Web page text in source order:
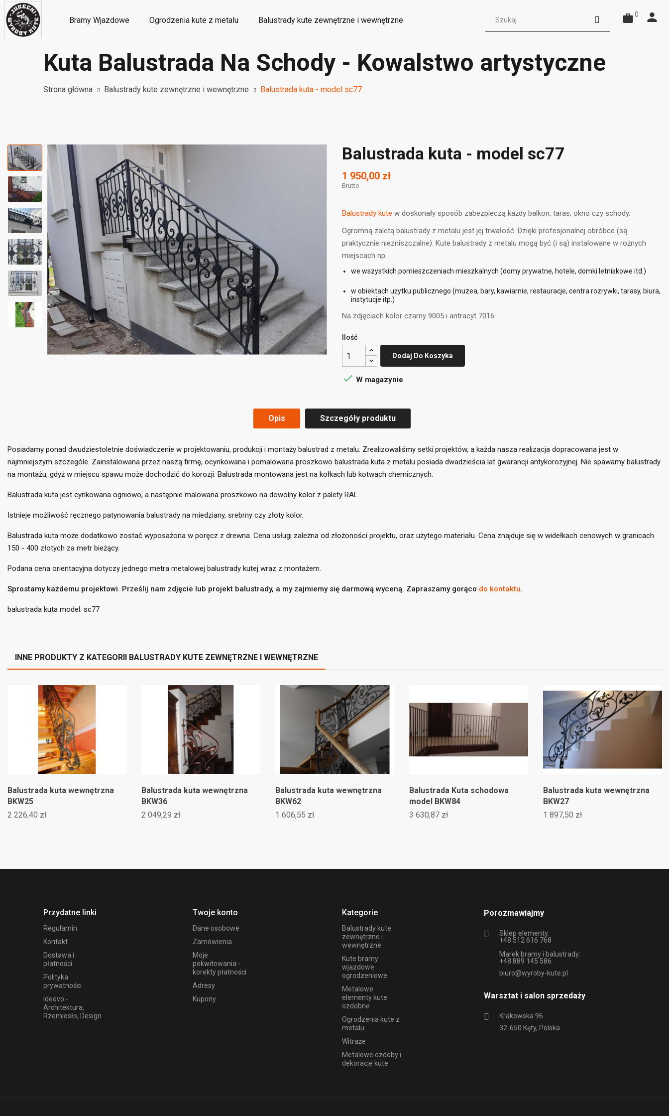
Dodaj do listy życzeń ×
((title))
((cancelText)) ((createText))
Zaloguj się
0
Bramy Wjazdowe Ogrodzenia kute z metalu Balustrady kute zewnętrzne i wewnętrzne
Metalowe ozdoby i dekoracje kute Metalowe elementy kute ozdobne Wyroby dekoracyjne
Kuta Balustrada Na Schody - Kowalstwo artystyczne
Strona główna Balustrady kute zewnętrzne i wewnętrzne Balustrada kuta - model sc77
Balustrada kuta - model sc77
1 950,00 zł
Brutto
Balustrady kute w doskonały sposób zabezpieczą każdy balkon, taras, okno czy schody.
Ogromną zaletą balustrady z metalu jest jej trwałość. Dzięki profesjonalnej obróbce (są
praktycznie niezniszczalne). Kute balustrady z metalu mogą być (i są) instalowane w rożnych
miejscach np.
we wszystkich pomieszczeniach mieszkalnych (domy prywatne, hotele, domki letniskowe itd.)
w obiektach użytku publicznego (muzea, bary, kawiarnie, restauracje, centra rozrywki, tarasy, biura,
instytucje itp.)
Na zdjęciach kolor czarny 9005 i antracyt 7016
Ilość
Dodaj Do Koszyka
 W magazynie
Opis Szczegóły produktu
Posiadamy ponad dwudziestoletnie doświadczenie w projektowaniu, produkcji i montaży balustrad z metalu. Zrealizowaliśmy setki projektów, a każda nasza realizacja dopracowana jest w
najmniejszym szczególe. Zainstalowana przez naszą firmę, ocynkowana i pomalowana proszkowo balustrada kuta z metalu posiada dwadzieścia lat gwarancji antykorozyjnej. Nie spawamy balustrady
na montażu, gdyż w miejscu spawu może dochodzić do korozji. Balustrada montowana jest na kołkach lub kotwach chemicznych.
Balustrada kuta jest cynkowana ogniowo, a następnie malowana proszkowo na dowolny kolor z palety RAL.
Istnieje możliwość ręcznego patynowania balustrady na miedziany, srebrny czy złoty kolor.
Balustrada kuta może dodatkowo zostać wyposażona w poręcz z drewna. Cena usługi zależna od złożoności projektu, oraz użytego materiału. Cena znajduje się w widełkach cenowych w granicach
150 - 400 złotych za metr bieżący.
Podana cena orientacyjna dotyczy jednego metra metalowej balustrady kutej wraz z montażem.
Sprostamy każdemu projektowi. Prześlij nam zdjęcie lub projekt balustrady, a my zajmiemy się darmową wyceną. Zapraszamy gorąco do kontaktu.
balustrada kuta model: sc77
INNE PRODUKTY Z KATEGORII BALUSTRADY KUTE ZEWNĘTRZNE I WEWNĘTRZNE
Balustrada kuta wewnętrzna
BKW25
2 226,40 zł
Balustrada kuta wewnętrzna
BKW36
2 049,29 zł
Balustrada kuta wewnętrzna
BKW62
1 606,55 zł
Balustrada Kuta schodowa
model BKW84
3 630,87 zł
Balustrada kuta wewnętrzna
BKW27
1 897,50 zł
Przydatne linki
Regulamin
Kontakt
Dostawa i
płatności
Polityka
prywatności
Ideovo -
Architektura,
Rzemiosło, Design
Twoje konto
Dane osobowe
Zamówienia
Moje
pokwitowania -
korekty płatności
Adresy
Kupony
Kategorie
Balustrady kute
zewnętrzne i
wewnętrzne
Kute bramy
wjazdowe
ogrodzeniowe
Metalowe
elementy kute
ozdobne
Ogrodzenia kute z
metalu
Witraże
Metalowe ozdoby i
dekoracje kute
Porozmawiajmy
Sklep elementy:
+48 512 616 768
Marek bramy i balustrady:
+48 889 145 586
biuro@wyroby-kute.pl
Warsztat i salon sprzedaży
Krakowska 96
32-650 Kęty, Polska